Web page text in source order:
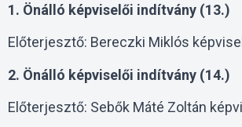
1. Önálló képviselői indítvány (13.)
Előterjesztő: Bereczki Miklós
2. Önálló képviselői indítvány (14.)
Előterjesztő: Sebők Máté Zoltán